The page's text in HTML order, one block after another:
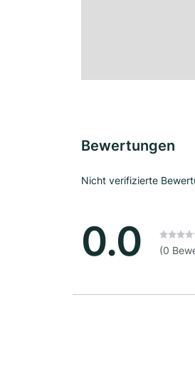
Bewertungen
Nicht verifizierte
0.0 (0